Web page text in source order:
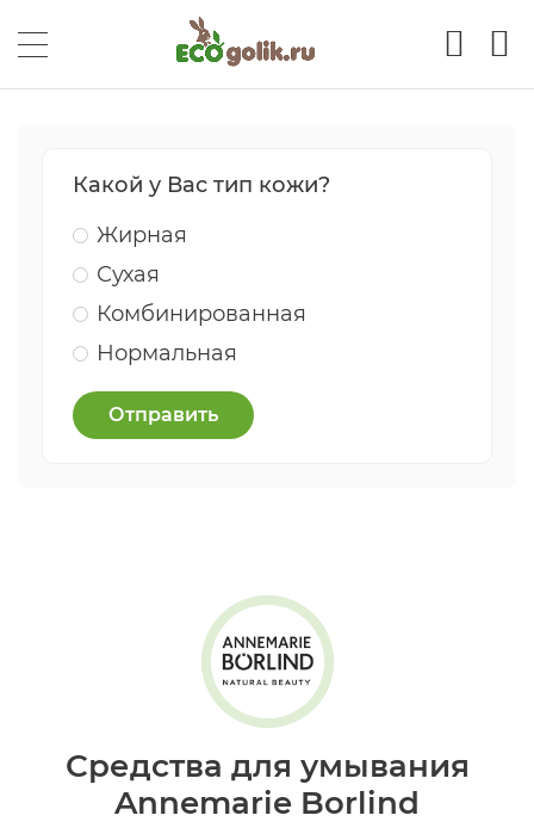
Какой у Вас тип кожи?
Жирная
Сухая
Комбинированная
Нормальная
Отправить
Средства для умывания
Annemarie Borlind